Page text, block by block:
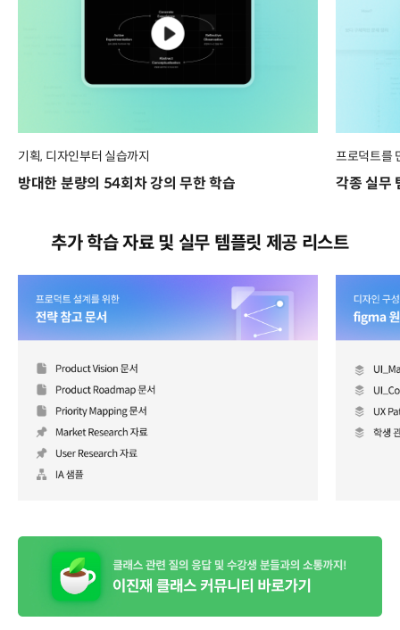
기획, 디자인부터 실습까지
방대한 분량의 54회차 강의 무한 학습
프로덕트를
각종 실무
추가 학습 자료 및 실무 템플릿 제공 리스트